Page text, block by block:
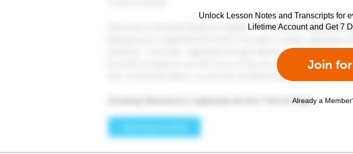
Unlock Lesson Notes and Transcripts for
Lifetime Account and Get 7
Join for
Already a